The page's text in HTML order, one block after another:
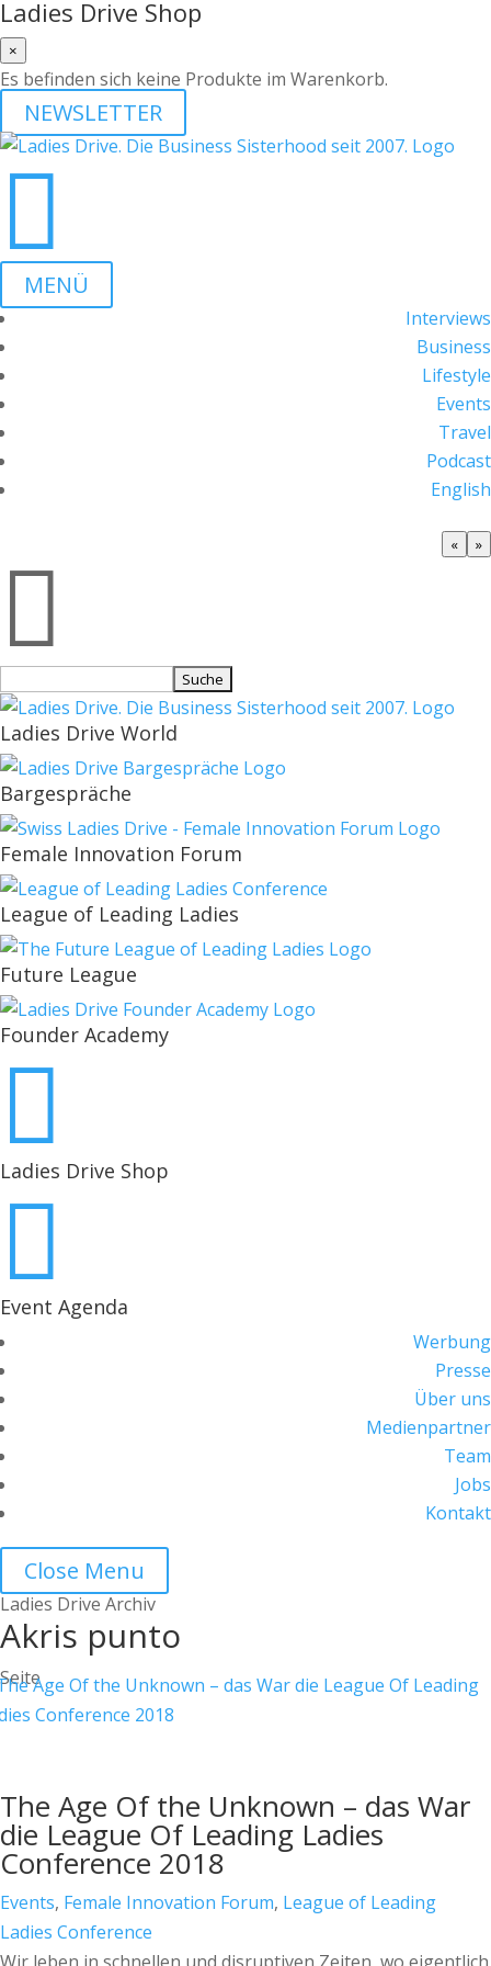
Ladies Drive Shop
×
Es befinden sich keine Produkte im Warenkorb.
NEWSLETTER

MENÜ
Interviews
Business
Lifestyle
Events
Travel
Podcast
English
« »

nach:
Ladies Drive World
Bargespräche
Female Innovation Forum
League of Leading Ladies
Future League
Founder Academy

Ladies Drive Shop

Event Agenda
Werbung
Presse
Über uns
Medienpartner
Team
Jobs
Kontakt
Close Menu
Ladies Drive Archiv
Akris punto
Seite
The Age Of the Unknown – das War
die League Of Leading Ladies
Conference 2018
Events, Female Innovation Forum, League of Leading
Ladies Conference